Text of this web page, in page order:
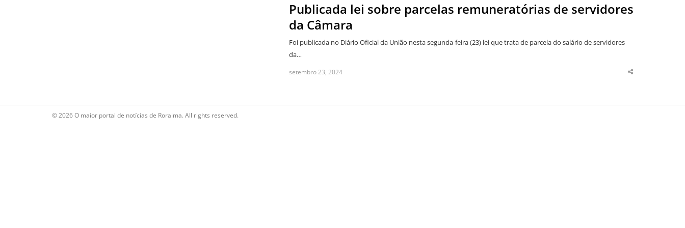
Publicada lei sobre parcelas remuneratórias de servidores
da Câmara
Foi publicada no Diário Oficial da União nesta segunda-feira (23) lei que trata de parcela do salário de servidores
da…
setembro 23, 2024
Share
© 2026 O maior portal de notícias de Roraima. All rights reserved.